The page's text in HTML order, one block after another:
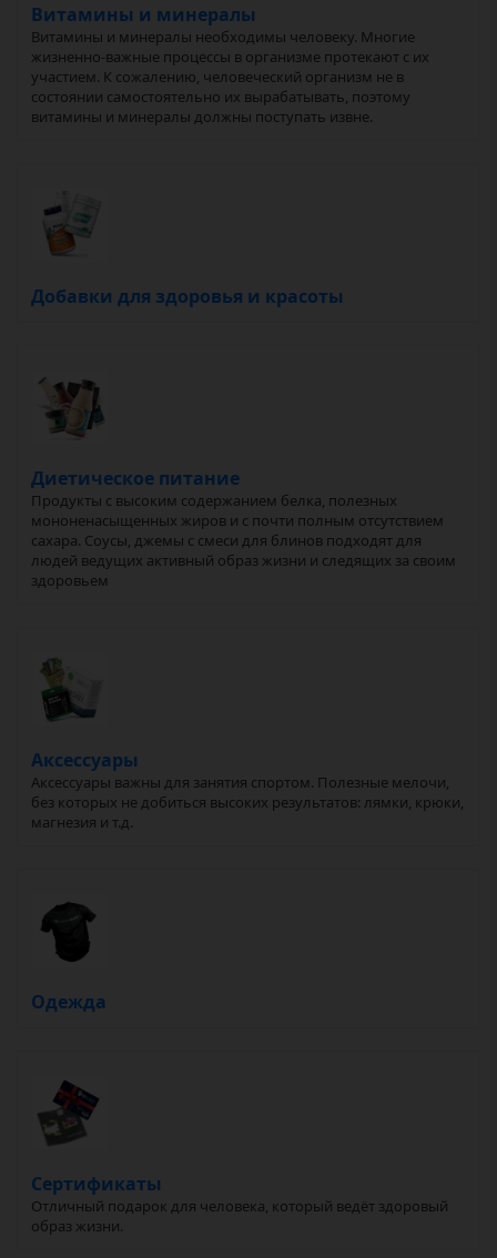
Витамины и минералы
Витамины и минералы необходимы человеку. Многие
жизненно-важные процессы в организме протекают с их
участием. К сожалению, человеческий организм не в
состоянии самостоятельно их вырабатывать, поэтому
витамины и минералы должны поступать извне.
Добавки для здоровья и красоты
Диетическое питание
Продукты с высоким содержанием белка, полезных
мононенасыщенных жиров и с почти полным отсутствием
сахара. Соусы, джемы с смеси для блинов подходят для
людей ведущих активный образ жизни и следящих за своим
здоровьем
Аксессуары
Аксессуары важны для занятия спортом. Полезные мелочи,
без которых не добиться высоких результатов: лямки, крюки,
магнезия и т.д.
Одежда
Сертификаты
Отличный подарок для человека, который ведёт здоровый
образ жизни.